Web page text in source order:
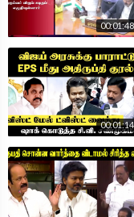
Android App -https://
com.
00:01:48
00:01:14